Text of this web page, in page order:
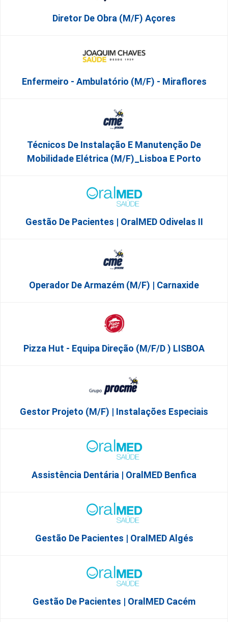
Diretor De Obra (m/f) Açores
Enfermeiro - Ambulatório (M/F) - Miraflores
Técnicos De Instalação E Manutenção De
Mobilidade Elétrica (m/f)_Lisboa E Porto
Gestão De Pacientes | OralMED Odivelas II
Operador De Armazém (m/f) | Carnaxide
Pizza Hut - Equipa Direção (m/f/d ) LISBOA
Gestor Projeto (m/f) | Instalações Especiais
Assistência Dentária | OralMED Benfica
Gestão De Pacientes | OralMED Algés
Gestão De Pacientes | OralMED Cacém